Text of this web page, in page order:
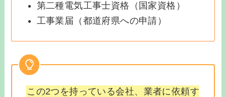
第二種電気工事士資格（国家資格）
工事業届（都道府県への申請）
この2つを持っている会社、業者に依頼す